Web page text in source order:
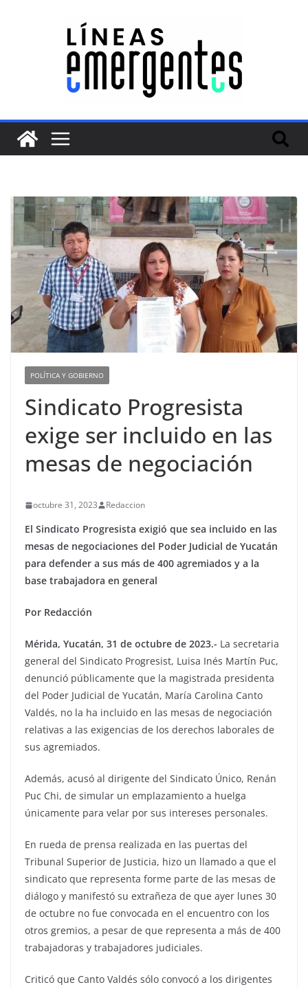
POLÍTICA Y GOBIERNO
Sindicato Progresista
exige ser incluido en las
mesas de negociación
octubre 31, 2023 Redaccion
El Sindicato Progresista exigió que sea incluido en las
mesas de negociaciones del Poder Judicial de Yucatán
para defender a sus más de 400 agremiados y a la
base trabajadora en general
Por Redacción
Mérida, Yucatán, 31 de octubre de 2023.- La secretaria
general del Sindicato Progresist, Luisa Inés Martín Puc,
denunció públicamente que la magistrada presidenta
del Poder Judicial de Yucatán, María Carolina Canto
Valdés, no la ha incluido en las mesas de negociación
relativas a las exigencias de los derechos laborales de
sus agremiados.
Además, acusó al dirigente del Sindicato Único, Renán
Puc Chi, de simular un emplazamiento a huelga
únicamente para velar por sus intereses personales.
En rueda de prensa realizada en las puertas del
Tribunal Superior de Justicia, hizo un llamado a que el
sindicato que representa forme parte de las mesas de
diálogo y manifestó su extrañeza de que ayer lunes 30
de octubre no fue convocada en el encuentro con los
otros gremios, a pesar de que representa a más de 400
trabajadoras y trabajadores judiciales.
Criticó que Canto Valdés sólo convocó a los dirigentes